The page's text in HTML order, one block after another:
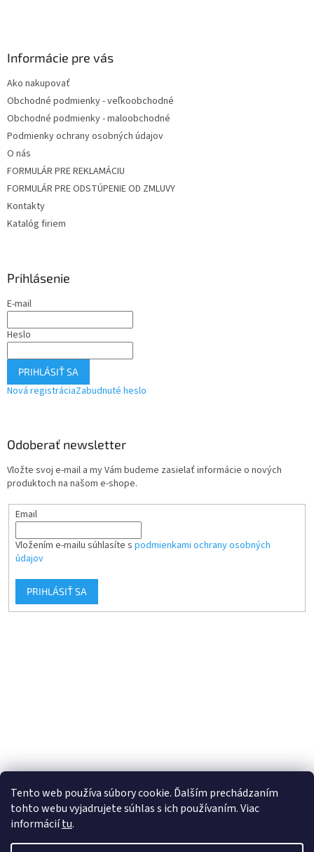
Tento web používa súbory cookie. Ďalším prechádzaním
tohto webu vyjadrujete súhlas s ich používaním. Viac
informáciítu.
Informácie pre vás
Ako nakupovať
Obchodné podmienky - veľkoobchodné
Obchodné podmienky - maloobchodné
Podmienky ochrany osobných údajov
O nás
FORMULÁR PRE REKLAMÁCIU
FORMULÁR PRE ODSTÚPENIE OD ZMLUVY
Kontakty
Katalóg firiem
Prihlásenie
E-mail
Heslo
PRIHLÁSIŤ SA
Nová registráciaZabudnuté heslo
Odoberať newsletter
Vložte svoj e-mail a my Vám budeme zasielať informácie o nových
produktoch na našom e-shope.
Email
Vložením e-mailu súhlasíte s podmienkami ochrany osobných
údajov
PRIHLÁSIŤ SA